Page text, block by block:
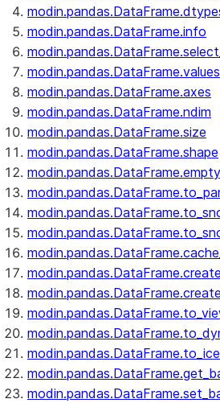
modin.pandas.DataFrame.info
modin.pandas.DataFrame.values
modin.pandas.DataFrame.axes
modin.pandas.DataFrame.ndim
modin.pandas.DataFrame.size
modin.pandas.DataFrame.shape
modin.pandas.DataFrame.empty